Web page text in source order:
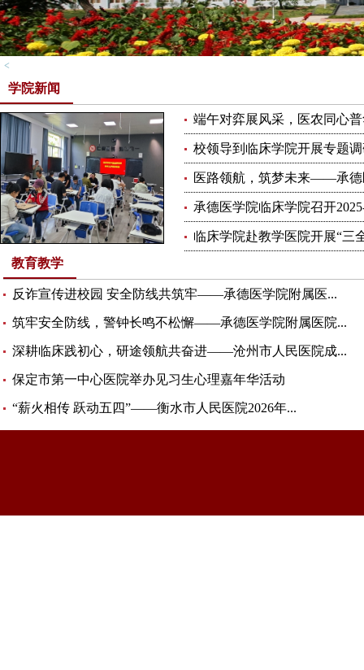
<
学院新闻
端午对弈展风采，医农同心
校领导到临床学院开展专题
医路领航，筑梦未来——承德
承德医学院临床学院召开
临床学院赴教学医院开展“三
教育教学
反诈宣传进校园 安全防线共筑牢——承德医学院附属医...
筑牢安全防线，警钟长鸣不松懈——承德医学院附属医院...
深耕临床践初心，研途领航共奋进——沧州市人民医院成...
保定市第一中心医院举办见习生心理嘉年华活动
“薪火相传 跃动五四”——衡水市人民医院2026年...